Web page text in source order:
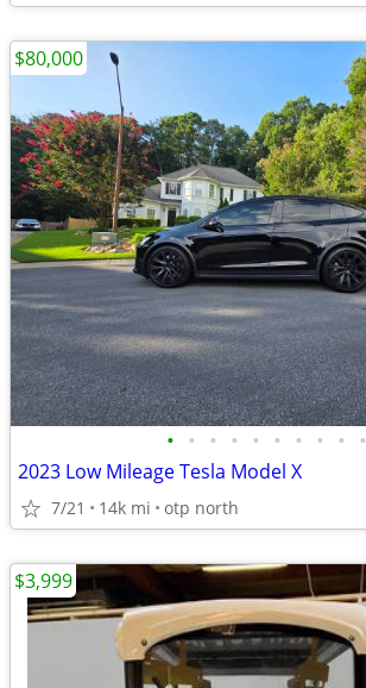
• • • • • • • • • •
2023 Low Mileage Tesla Model X
7/21 14k mi otp north
$80,000
$3,999